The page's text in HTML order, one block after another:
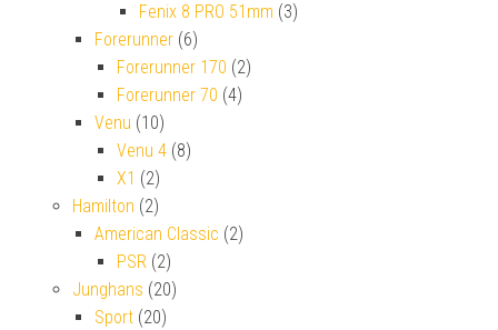
Fenix 8 PRO 51mm (3)
Forerunner (6)
Forerunner 170 (2)
Forerunner 70 (4)
Venu (10)
Venu 4 (8)
X1 (2)
Hamilton (2)
American Classic (2)
PSR (2)
Junghans (20)
Sport (20)